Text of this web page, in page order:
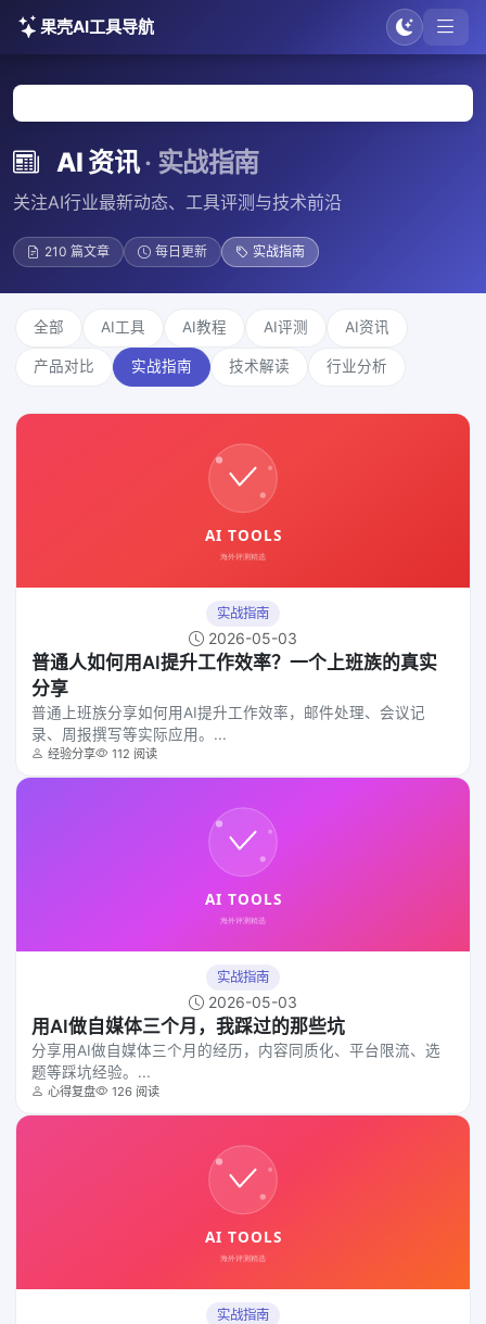
果壳AI工具导航
AI 资讯· 实战指南
关注AI行业最新动态、工具评测与技术前沿
210 篇文章 每日更新 实战指南
全部 AI工具 AI教程 AI评测 AI资讯
产品对比 实战指南 技术解读 行业分析
实战指南
2026-05-03
普通人如何用AI提升工作效率？一个上班族的真实
分享
普通上班族分享如何用AI提升工作效率，邮件处理、会议记
录、周报撰写等实际应用。...
经验分享 112 阅读
实战指南
2026-05-03
用AI做自媒体三个月，我踩过的那些坑
分享用AI做自媒体三个月的经历，内容同质化、平台限流、选
题等踩坑经验。...
心得复盘 126 阅读
实战指南